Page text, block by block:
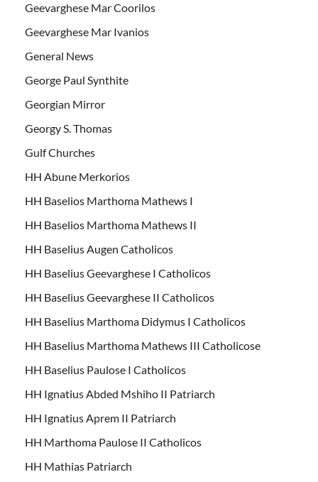
Geevarghese Mar Coorilos
Geevarghese Mar Ivanios
General News
George Paul Synthite
Georgian Mirror
Georgy S. Thomas
Gulf Churches
HH Abune Merkorios
HH Baselios Marthoma Mathews I
HH Baselios Marthoma Mathews II
HH Baselius Augen Catholicos
HH Baselius Geevarghese I Catholicos
HH Baselius Geevarghese II Catholicos
HH Baselius Marthoma Didymus I Catholicos
HH Baselius Marthoma Mathews III Catholicose
HH Baselius Paulose I Catholicos
HH Ignatius Abded Mshiho II Patriarch
HH Ignatius Aprem II Patriarch
HH Marthoma Paulose II Catholicos
HH Mathias Patriarch